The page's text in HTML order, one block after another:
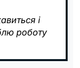
і
роботу